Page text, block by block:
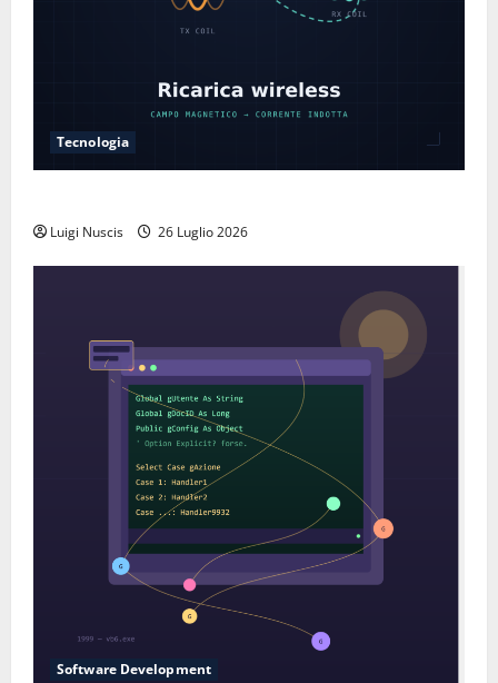
Tecnologia
Luigi Nuscis 26 Luglio 2026
Software Development